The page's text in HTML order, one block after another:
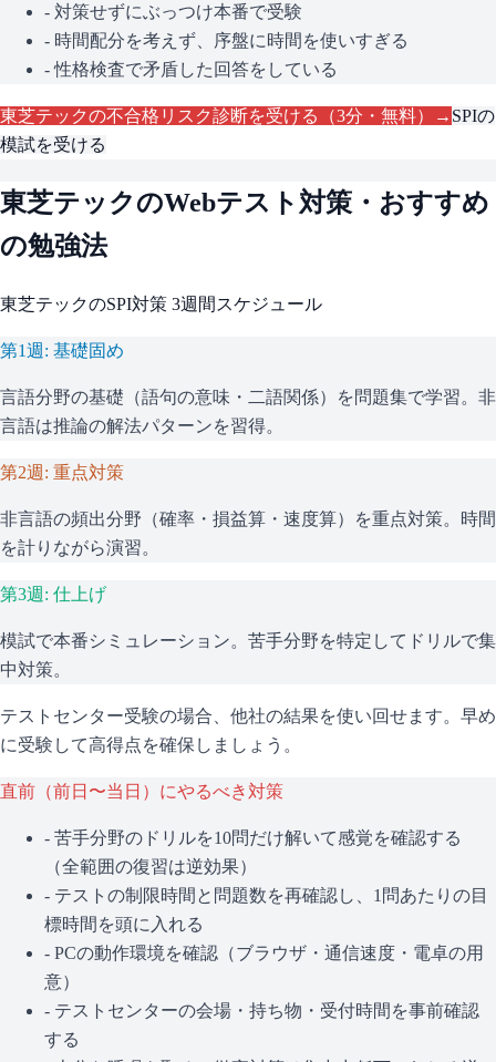
- 対策せずにぶっつけ本番で受験
- 時間配分を考えず、序盤に時間を使いすぎる
- 性格検査で矛盾した回答をしている
東芝テックの不合格リスク診断を受ける（3分・無料）→ SPIの
模試を受ける
東芝テックのWebテスト対策・おすすめ
の勉強法
東芝テックのSPI対策 3週間スケジュール
第1週: 基礎固め
言語分野の基礎（語句の意味・二語関係）を問題集で学習。非
言語は推論の解法パターンを習得。
第2週: 重点対策
非言語の頻出分野（確率・損益算・速度算）を重点対策。時間
を計りながら演習。
第3週: 仕上げ
模試で本番シミュレーション。苦手分野を特定してドリルで集
中対策。
テストセンター受験の場合、他社の結果を使い回せます。早め
に受験して高得点を確保しましょう。
直前（前日〜当日）にやるべき対策
- 苦手分野のドリルを10問だけ解いて感覚を確認する
（全範囲の復習は逆効果）
- テストの制限時間と問題数を再確認し、1問あたりの目
標時間を頭に入れる
- PCの動作環境を確認（ブラウザ・通信速度・電卓の用
意）
- テストセンターの会場・持ち物・受付時間を事前確認
する